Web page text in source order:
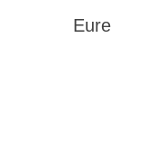
Eure